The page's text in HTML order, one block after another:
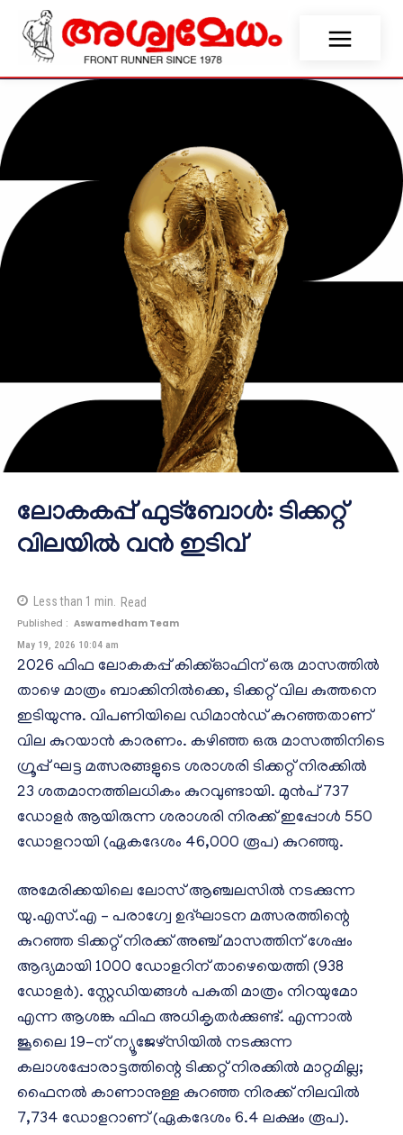
ലോകകപ്പ് ഫുട്ബോൾ: ടിക്കറ്റ്
വിലയിൽ വൻ ഇടിവ്
Less than 1 min. Read
Published : Aswamedham Team
May 19, 2026 10:04 am
2026 ഫിഫ ലോകകപ്പ് കിക്ക്ഓഫിന് ഒരു മാസത്തിൽ
താഴെ മാത്രം ബാക്കിനിൽക്കെ, ടിക്കറ്റ് വില കുത്തനെ
ഇടിയുന്നു. വിപണിയിലെ ഡിമാൻഡ് കുറഞ്ഞതാണ്
വില കുറയാൻ കാരണം. കഴിഞ്ഞ ഒരു മാസത്തിനിടെ
ഗ്രൂപ്പ് ഘട്ട മത്സരങ്ങളുടെ ശരാശരി ടിക്കറ്റ് നിരക്കിൽ
23 ശതമാനത്തിലധികം കുറവുണ്ടായി. മുൻപ് 737
ഡോളർ ആയിരുന്ന ശരാശരി നിരക്ക് ഇപ്പോൾ 550
ഡോളറായി (ഏകദേശം 46,000 രൂപ) കുറഞ്ഞു.
അമേരിക്കയിലെ ലോസ് ആഞ്ചലസിൽ നടക്കുന്ന
യു.എസ്.എ – പരാഗ്വേ ഉദ്ഘാടന മത്സരത്തിന്റെ
കുറഞ്ഞ ടിക്കറ്റ് നിരക്ക് അഞ്ച് മാസത്തിന് ശേഷം
ആദ്യമായി 1000 ഡോളറിന് താഴെയെത്തി (938
ഡോളർ). സ്റ്റേഡിയങ്ങൾ പകുതി മാത്രം നിറയുമോ
എന്ന ആശങ്ക ഫിഫ അധികൃതർക്കുണ്ട്. എന്നാൽ
ജൂലൈ 19-ന് ന്യൂജേഴ്‌സിയിൽ നടക്കുന്ന
കലാശപ്പോരാട്ടത്തിന്റെ ടിക്കറ്റ് നിരക്കിൽ മാറ്റമില്ല;
ഫൈനൽ കാണാനുള്ള കുറഞ്ഞ നിരക്ക് നിലവിൽ
7,734 ഡോളറാണ് (ഏകദേശം 6.4 ലക്ഷം രൂപ).